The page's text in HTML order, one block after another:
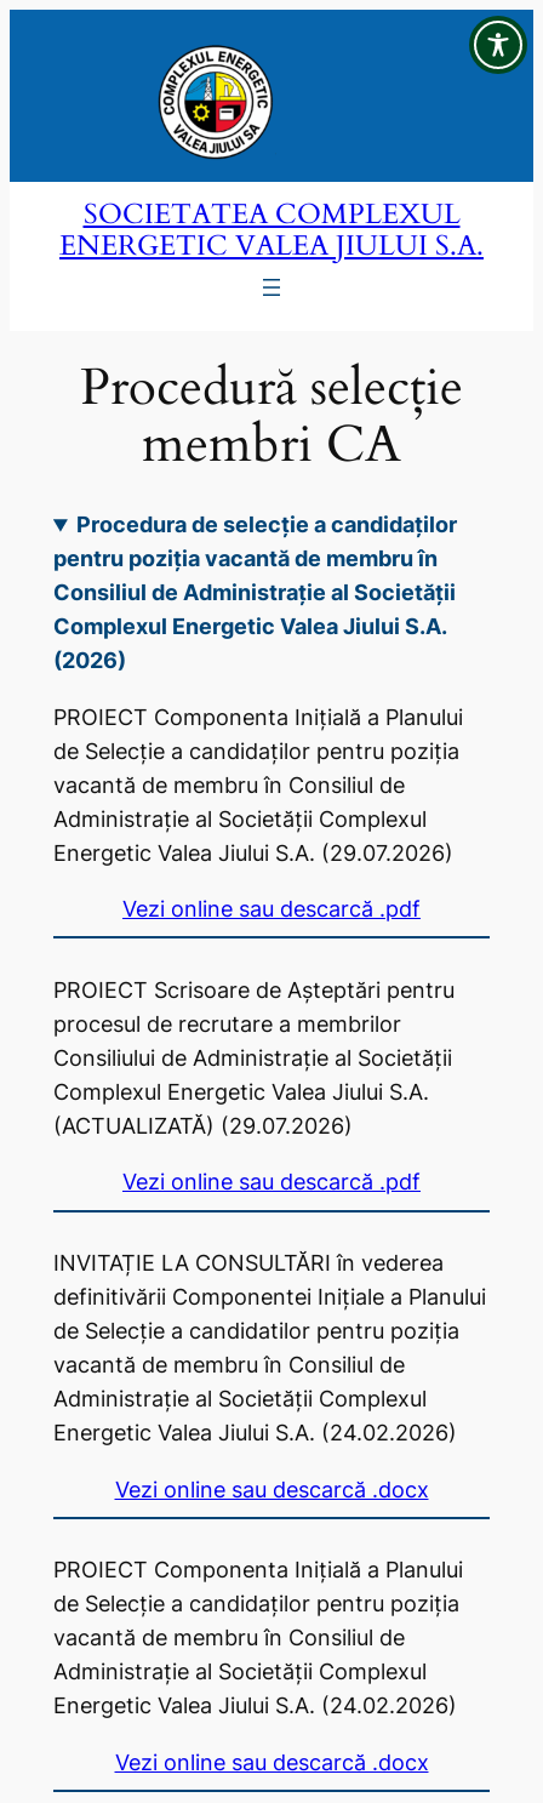
SOCIETATEA COMPLEXUL
ENERGETIC VALEA JIULUI S.A.
Procedură selecție
membri CA
Procedura de selecție a candidaților
pentru poziția vacantă de membru în
Consiliul de Administrație al Societății
Complexul Energetic Valea Jiului S.A.
(2026)
PROIECT Componenta Inițială a Planului
de Selecție a candidaților pentru poziția
vacantă de membru în Consiliul de
Administrație al Societății Complexul
Energetic Valea Jiului S.A. (29.07.2026)
Vezi online sau descarcă .pdf
PROIECT Scrisoare de Așteptări pentru
procesul de recrutare a membrilor
Consiliului de Administrație al Societății
Complexul Energetic Valea Jiului S.A.
(ACTUALIZATĂ) (29.07.2026)
Vezi online sau descarcă .pdf
INVITAȚIE LA CONSULTĂRI în vederea
definitivării Componentei Inițiale a Planului
de Selecție a candidatilor pentru poziția
vacantă de membru în Consiliul de
Administrație al Societății Complexul
Energetic Valea Jiului S.A. (24.02.2026)
Vezi online sau descarcă .docx
PROIECT Componenta Inițială a Planului
de Selecție a candidaților pentru poziția
vacantă de membru în Consiliul de
Administrație al Societății Complexul
Energetic Valea Jiului S.A. (24.02.2026)
Vezi online sau descarcă .docx